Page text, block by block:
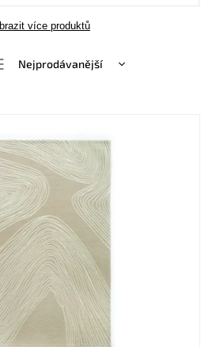
více produktů
Nejprodávanější
Abecedně